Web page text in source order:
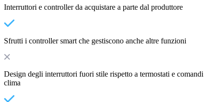
Interruttori e controller da acquistare a parte dal produttore
Sfrutti i controller smart che gestiscono anche altre funzioni
Design degli interruttori fuori stile rispetto a termostati e comandi
clima